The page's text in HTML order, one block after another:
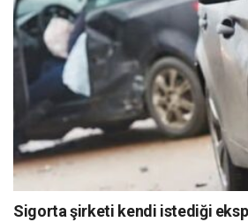
Sigorta şirketi kendi istediği